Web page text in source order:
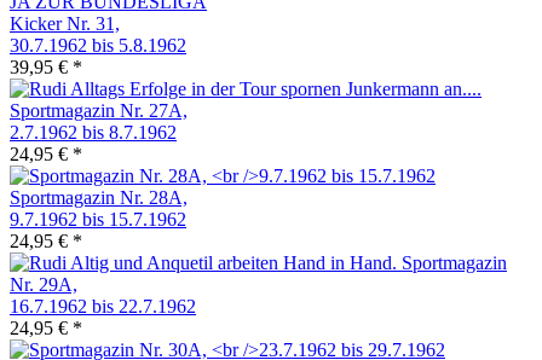
Kicker Nr. 31,
30.7.1962 bis 5.8.1962
39,95 € *
Sportmagazin Nr. 27A,
2.7.1962 bis 8.7.1962
24,95 € *
Sportmagazin Nr. 28A,
9.7.1962 bis 15.7.1962
24,95 € *
Sportmagazin
Nr. 29A,
16.7.1962 bis 22.7.1962
24,95 € *